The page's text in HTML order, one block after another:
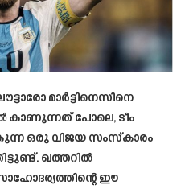
മാർട്ടിനെസിനെ
പോലെ, ടീം
ഒരു വിജയ സംസ്കാരം
ഖത്തറിൽ
ഈ